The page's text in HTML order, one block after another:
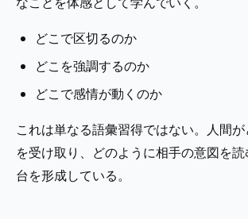
どこで区切るのか
どこを強調するのか
どこで感情が動くのか
これは単なる語彙習得ではない。人間
を受け取り、どのように相手の意図を
台を形成している。